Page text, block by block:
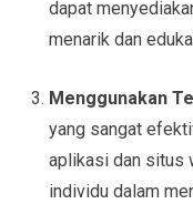
dapat
menarik dan
Menggunakan
yang sangat
aplikasi dan situs
individu dalam